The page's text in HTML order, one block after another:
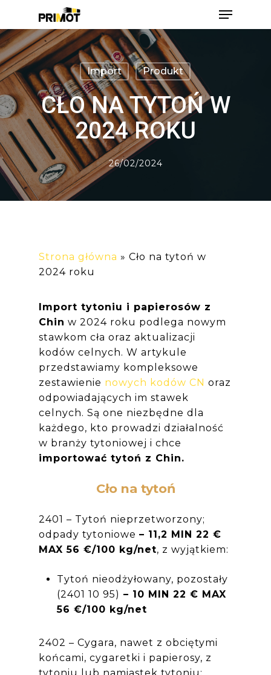
main
content
Menu
Import Produkt
CŁO NA TYTOŃ W
2024 ROKU
26/02/2024
Strona główna » Cło na tytoń w
2024 roku
Import tytoniu i papierosów z
Chin w 2024 roku podlega nowym
stawkom cła oraz aktualizacji
kodów celnych. W artykule
przedstawiamy kompleksowe
zestawienie nowych kodów CN oraz
odpowiadających im stawek
celnych. Są one niezbędne dla
każdego, kto prowadzi działalność
w branży tytoniowej i chce
importować tytoń z Chin.
Cło na tytoń
2401 – Tytoń nieprzetworzony;
odpady tytoniowe– 11,2 MIN 22 €
MAX 56 €/100 kg/net, z wyjątkiem:
Tytoń nieodżyłowany, pozostały
(2401 10 95) – 10 MIN 22 € MAX
56 €/100 kg/net
2402 – Cygara, nawet z obciętymi
końcami, cygaretki i papierosy, z